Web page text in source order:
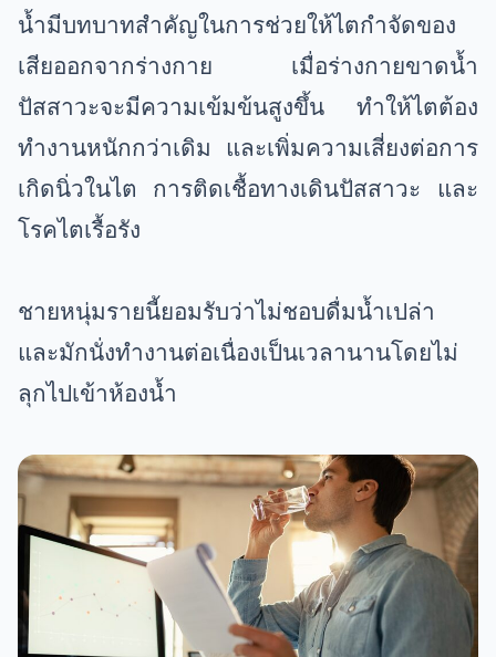
น้ำมีบทบาทสำคัญในการช่วยให้ไตกำจัดของ
เสียออกจากร่างกาย เมื่อร่างกายขาดน้ำ
ปัสสาวะจะมีความเข้มข้นสูงขึ้น ทำให้ไตต้อง
ทำงานหนักกว่าเดิม และเพิ่มความเสี่ยงต่อการ
เกิดนิ่วในไต การติดเชื้อทางเดินปัสสาวะ และ
โรคไตเรื้อรัง
ชายหนุ่มรายนี้ยอมรับว่าไม่ชอบดื่มน้ำเปล่า
และมักนั่งทำงานต่อเนื่องเป็นเวลานานโดยไม่
ลุกไปเข้าห้องน้ำ